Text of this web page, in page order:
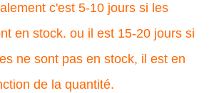
c'est 5-10 jours si les
en stock. ou il est 15-20 jours si
ne sont pas en stock, il est en
de la quantité.